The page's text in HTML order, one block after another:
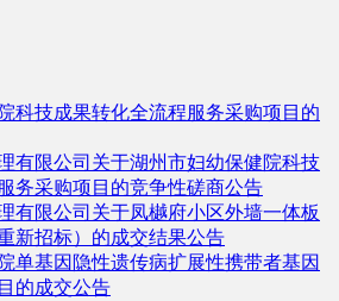
科技成果转化全流程服务采购项目的
有限公司关于湖州市妇幼保健院科技
务采购项目的竞争性磋商公告
有限公司关于凤樾府小区外墙一体板
新招标）的成交结果公告
单基因隐性遗传病扩展性携带者基因
的成交公告